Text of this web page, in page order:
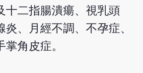
十二指腸潰瘍、視乳頭
炎、月經不調、不孕症、
角皮症。